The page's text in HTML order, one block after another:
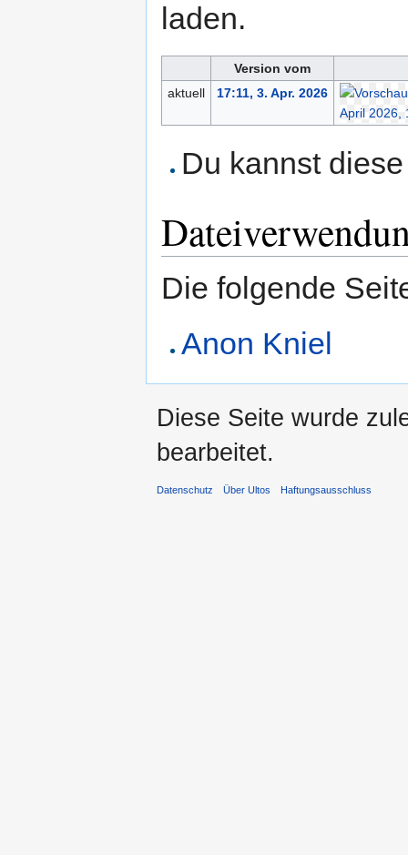
laden.
Version vom
aktuell
17:11, 3. Apr. 2026
Du kannst
Die folgende
Anon Kniel
Diese Seite wurde
bearbeitet.
Datenschutz Über Ultos Haftungsausschluss